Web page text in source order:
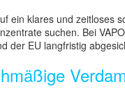
ein klares und zeitloses
suchen. Bei
der EU langfristig